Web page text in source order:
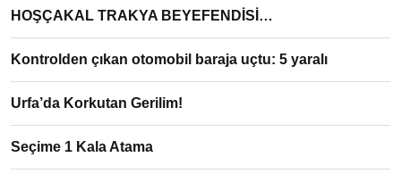
HOŞÇAKAL TRAKYA BEYEFENDİSİ…
Kontrolden çıkan otomobil baraja uçtu: 5 yaralı
Urfa’da Korkutan Gerilim!
Seçime 1 Kala Atama